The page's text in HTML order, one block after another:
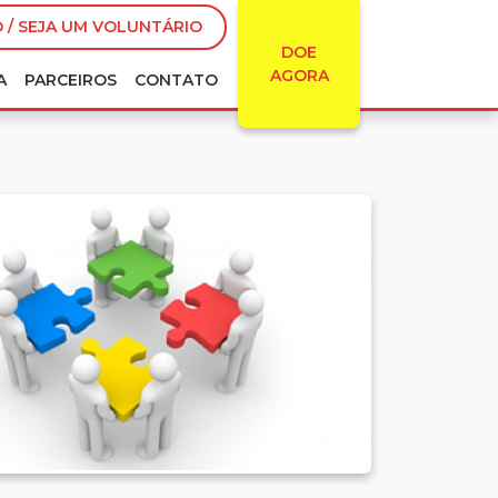
/ SEJA UM VOLUNTÁRIO
DOE
AGORA
PARCEIROS CONTATO